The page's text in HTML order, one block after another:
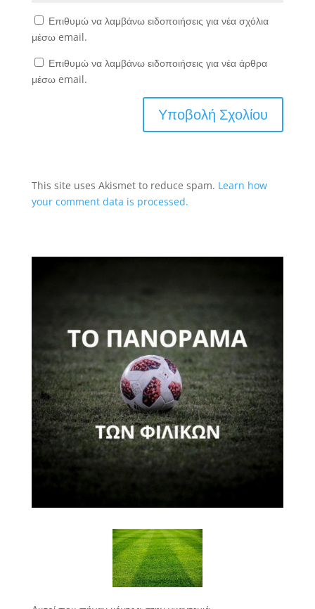
Επιθυμώ να λαμβάνω ειδοποιήσεις για νέα σχόλια
μέσω email.
Επιθυμώ να λαμβάνω ειδοποιήσεις για νέα άρθρα
μέσω email.
This site uses Akismet to reduce spam. Learn how
your comment data is processed.